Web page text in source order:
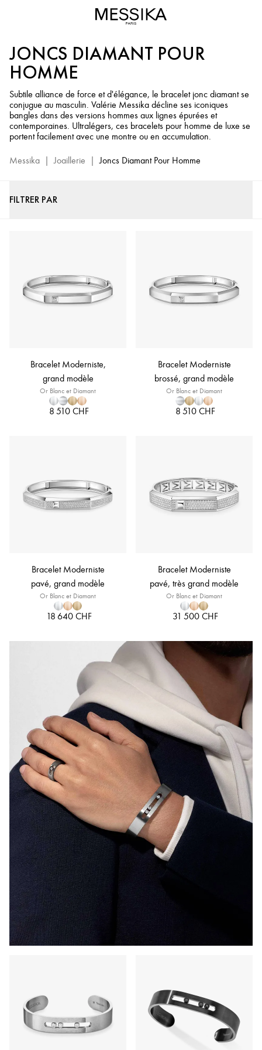
Homme
Bijoux
Luxe
Homme
Messika
JONCS DIAMANT POUR
HOMME
Subtile alliance de force et d'élégance, le bracelet jonc diamant se
conjugue au masculin. Valérie Messika décline ses iconiques
bangles dans des versions hommes aux lignes épurées et
contemporaines. Ultralégers, ces bracelets pour homme de luxe se
portent facilement avec une montre ou en accumulation.
Messika | Joaillerie | Joncs Diamant Pour Homme
FILTRER PAR
Bracelet Moderniste,
grand modèle
Or Blanc et Diamant
8 510 CHF
Bracelet Moderniste
brossé, grand modèle
Or Blanc et Diamant
8 510 CHF
Bracelet Moderniste
pavé, grand modèle
Or Blanc et Diamant
18 640 CHF
Bracelet Moderniste
pavé, très grand modèle
Or Blanc et Diamant
31 500 CHF